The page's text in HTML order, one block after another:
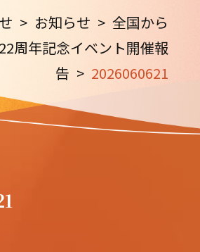
> お知らせ >全国から
周年記念イベント開催報
告 > 2026060621